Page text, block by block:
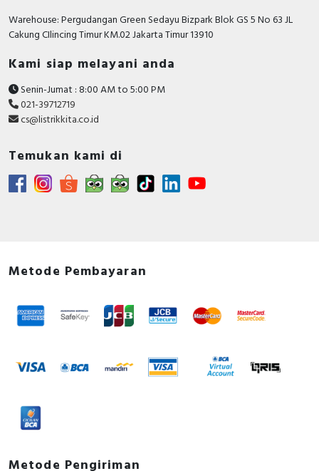
Warehouse: Pergudangan Green Sedayu Bizpark Blok GS 5 No 63 JL
Cakung CIlincing Timur KM.02 Jakarta Timur 13910
Kami siap melayani anda
Senin-Jumat : 8:00 AM to 5:00 PM
021-39712719
cs@listrikkita.co.id
Temukan kami di
Metode Pembayaran
Metode Pengiriman